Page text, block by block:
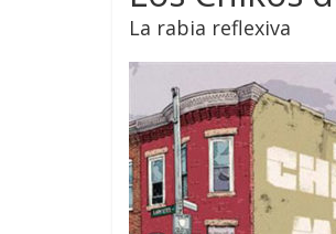
abisal
La rabia reflexiva